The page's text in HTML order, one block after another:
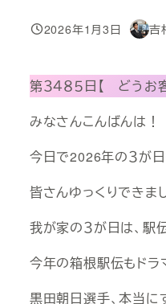
投稿日
2026年1月3日
著
吉
第３４８５日【 どう
みなさんこんばんは！
今日で2026年の３が日
皆さんゆっくりできま
我が家の３が日は、駅
今年の箱根駅伝もドラ
黒田朝日選手、本当に